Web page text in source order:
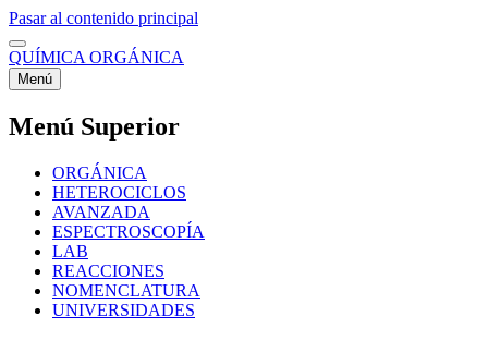
Pasar al contenido principal
QUÍMICA ORGÁNICA
Menú
Menú Superior
ORGÁNICA
HETEROCICLOS
AVANZADA
ESPECTROSCOPÍA
LAB
REACCIONES
NOMENCLATURA
UNIVERSIDADES